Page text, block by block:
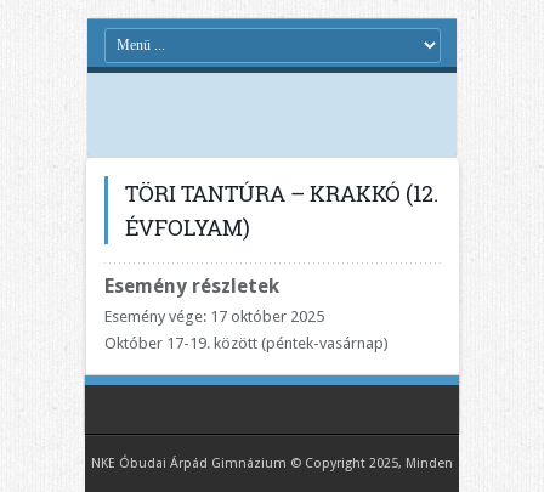
TÖRI TANTÚRA – KRAKKÓ (12.
ÉVFOLYAM)
Esemény részletek
Esemény vége: 17 október 2025
Október 17-19. között (péntek-vasárnap)
NKE Óbudai Árpád Gimnázium © Copyright 2025, Minden